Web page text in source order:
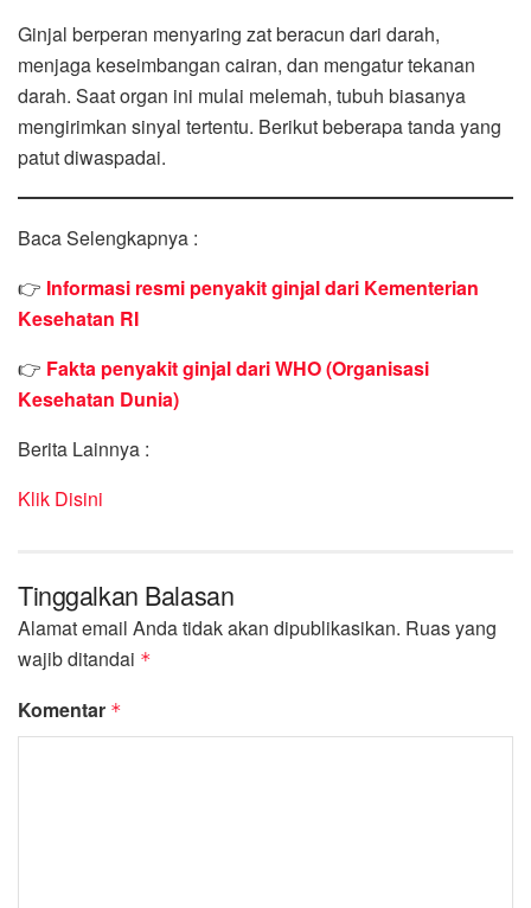
Ginjal berperan menyaring zat beracun dari darah,
menjaga keseimbangan cairan, dan mengatur tekanan
darah. Saat organ ini mulai melemah, tubuh biasanya
mengirimkan sinyal tertentu. Berikut beberapa tanda yang
patut diwaspadai.
Baca Selengkapnya :
👉 Informasi resmi penyakit ginjal dari Kementerian
Kesehatan RI
👉 Fakta penyakit ginjal dari WHO (Organisasi
Kesehatan Dunia)
Berita Lainnya :
Klik Disini
Tinggalkan Balasan
Alamat email Anda tidak akan dipublikasikan. Ruas yang
wajib ditandai *
Komentar *